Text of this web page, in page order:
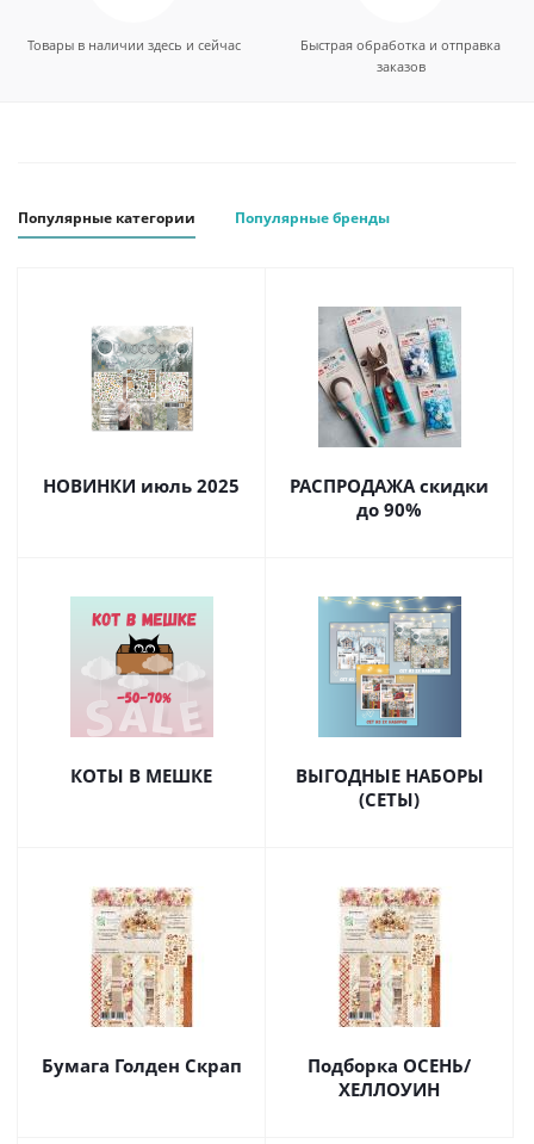
Товары в наличии здесь и сейчас
Быстрая обработка и отправка
заказов
Популярные категории Популярные бренды
НОВИНКИ июль 2025
РАСПРОДАЖА скидки
до 90%
КОТЫ В МЕШКЕ
ВЫГОДНЫЕ НАБОРЫ
(СЕТЫ)
Бумага Голден Скрап
Подборка ОСЕНЬ/
ХЕЛЛОУИН